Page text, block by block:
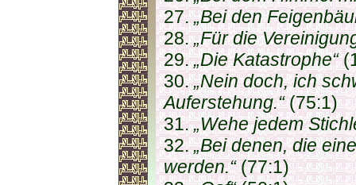
27.„Bei den
28.„Für die
29.„Die Katastrophe“
30.„Nein doch, ich
Auferstehung.“(75:1)
31.„Wehe jedem
32.„Bei denen, die
werden.“(77:1)